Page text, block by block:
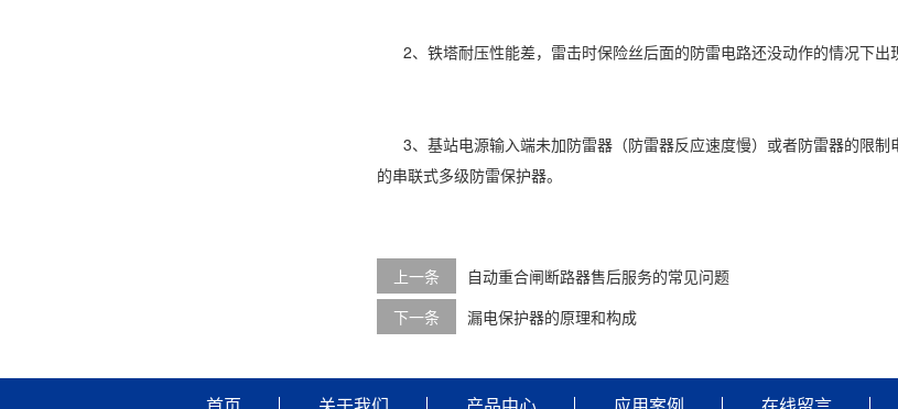
2、铁塔耐压性能差，雷击时保险丝后面的防雷电路还没动作的情况下出
3、基站电源输入端未加防雷器（防雷器反应速度慢）或者防雷器的限制
的串联式多级防雷保护器。
上一条
自动重合闸断路器售后服务的常见问题
下一条
漏电保护器的原理和构成